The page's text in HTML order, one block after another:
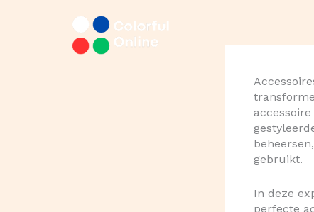
gebruikt.
In deze
perfecte